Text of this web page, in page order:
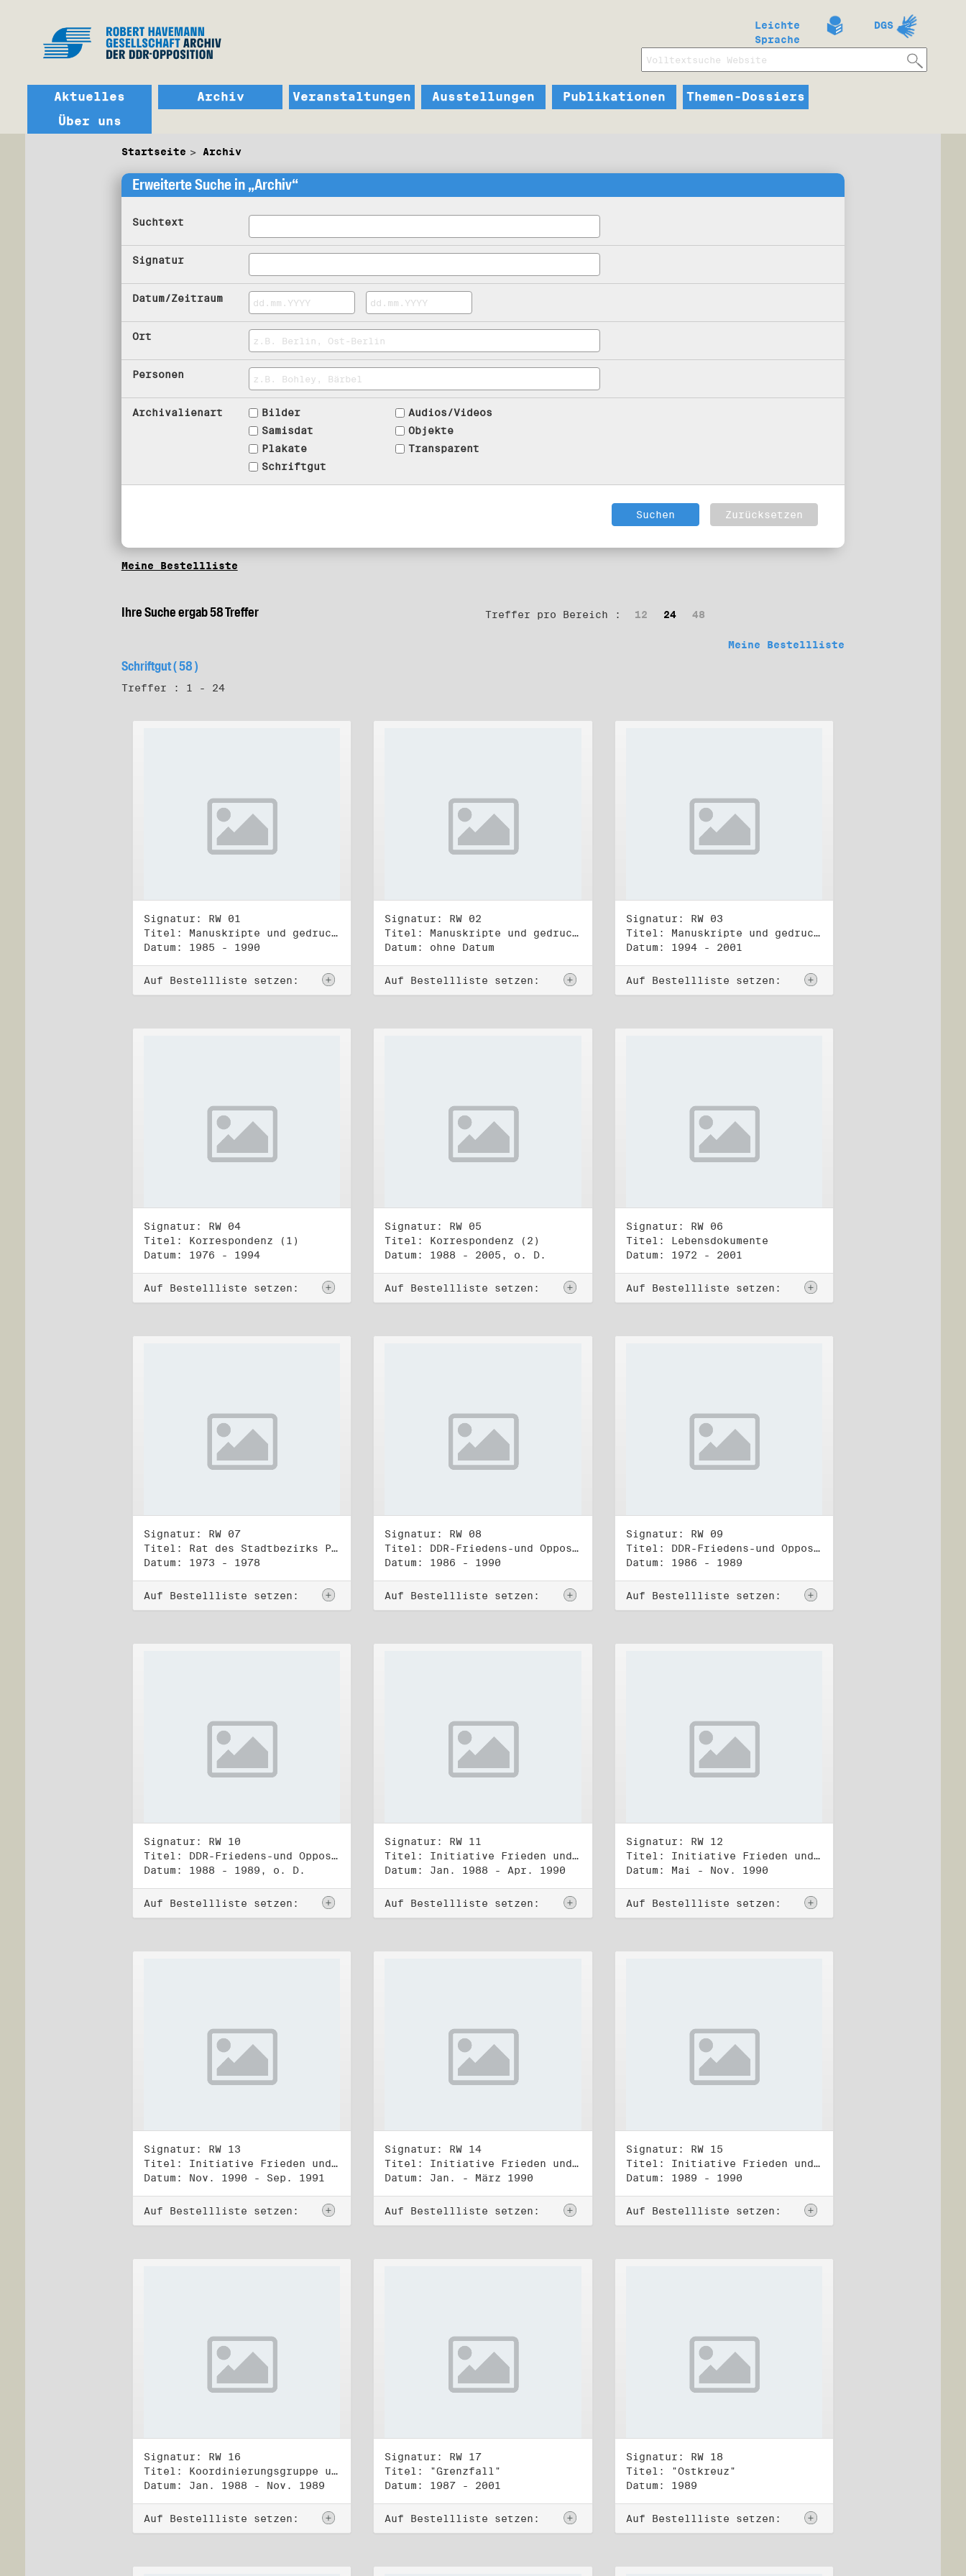
Leichte
Sprache
DGS
Aktuelles Archiv Veranstaltungen Ausstellungen Publikationen
Themen-Dossiers
Über uns
Startseite Archiv
Erweiterte Suche in „Archiv“
Suchtext
Signatur
Datum/Zeitraum
Ort
Personen
Archivalienart
Bilder
Samisdat
Plakate
Schriftgut
Audios/Videos
Objekte
Transparent
Meine Bestellliste
Ihre Suche ergab 58 Treffer Treffer pro Bereich : 12 24 48
Meine Bestellliste
Schriftgut ( 58 )
Treffer : 1 - 24
Signatur: RW 01
Titel: Manuskripte und gedruckte Belege (1)
Datum: 1985 - 1990
Auf Bestellliste setzen:
Signatur: RW 02
Titel: Manuskripte und gedruckte Belege (2)
Datum: ohne Datum
Auf Bestellliste setzen:
Signatur: RW 03
Titel: Manuskripte und gedruckte Belege (3)
Datum: 1994 - 2001
Auf Bestellliste setzen:
Signatur: RW 04
Titel: Korrespondenz (1)
Datum: 1976 - 1994
Auf Bestellliste setzen:
Signatur: RW 05
Titel: Korrespondenz (2)
Datum: 1988 - 2005, o. D.
Auf Bestellliste setzen:
Signatur: RW 06
Titel: Lebensdokumente
Datum: 1972 - 2001
Auf Bestellliste setzen:
Signatur: RW 07
Titel: Rat des Stadtbezirks Prenzlauer Berg in Berlin
Datum: 1973 - 1978
Auf Bestellliste setzen:
Signatur: RW 08
Titel: DDR-Friedens-und Oppositionsbewegung (1)
Datum: 1986 - 1990
Auf Bestellliste setzen:
Signatur: RW 09
Titel: DDR-Friedens-und Oppositionsbewegung (2)
Datum: 1986 - 1989
Auf Bestellliste setzen:
Signatur: RW 10
Titel: DDR-Friedens-und Oppositionsbewegung (3)
Datum: 1988 - 1989, o. D.
Auf Bestellliste setzen:
Signatur: RW 11
Titel: Initiative Frieden und Menschenrechte (1)
Datum: Jan. 1988 - Apr. 1990
Auf Bestellliste setzen:
Signatur: RW 12
Titel: Initiative Frieden und Menschenrechte (2)
Datum: Mai - Nov. 1990
Auf Bestellliste setzen:
Signatur: RW 13
Titel: Initiative Frieden und Menschenrechte (3)
Datum: Nov. 1990 - Sep. 1991
Auf Bestellliste setzen:
Signatur: RW 14
Titel: Initiative Frieden und Menschenrechte, Volkskammerwahl 18.3.1990
Datum: Jan. - März 1990
Auf Bestellliste setzen:
Signatur: RW 15
Titel: Initiative Frieden und Menschenrechte, Veröffentlichungen
Datum: 1989 - 1990
Auf Bestellliste setzen:
Signatur: RW 16
Titel: Koordinierungsgruppe und Kontakttelefongruppe
Datum: Jan. 1988 - Nov. 1989
Auf Bestellliste setzen:
Signatur: RW 17
Titel: "Grenzfall"
Datum: 1987 - 2001
Auf Bestellliste setzen:
Signatur: RW 18
Titel: "Ostkreuz"
Datum: 1989
Auf Bestellliste setzen: